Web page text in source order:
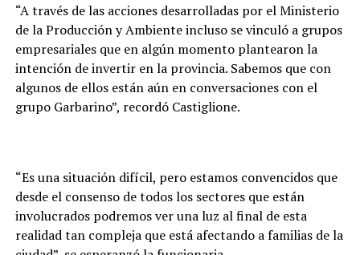
“A través de las acciones desarrolladas por el Ministerio
de la Producción y Ambiente incluso se vinculó a grupos
empresariales que en algún momento plantearon la
intención de invertir en la provincia. Sabemos que con
algunos de ellos están aún en conversaciones con el
grupo Garbarino”, recordó Castiglione.
“Es una situación difícil, pero estamos convencidos que
desde el consenso de todos los sectores que están
involucrados podremos ver una luz al final de esta
realidad tan compleja que está afectando a familias de la